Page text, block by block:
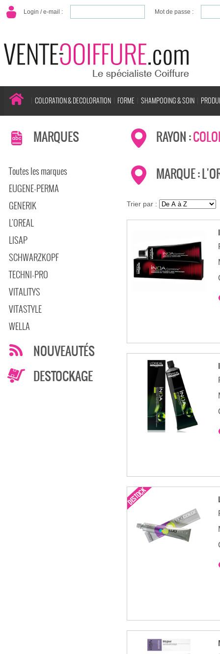
Login / e-mail : Mot de passe :
COLORATION & DECOLORATION FORME SHAMPOOING & SOIN
MARQUES
Toutes les marques
EUGENE-PERMA
GENERIK
L'OREAL
LISAP
SCHWARZKOPF
TECHNI-PRO
VITALITYS
VITASTYLE
WELLA
NOUVEAUTÉS
DESTOCKAGE
RAYON :
MARQUE :
Trier par :